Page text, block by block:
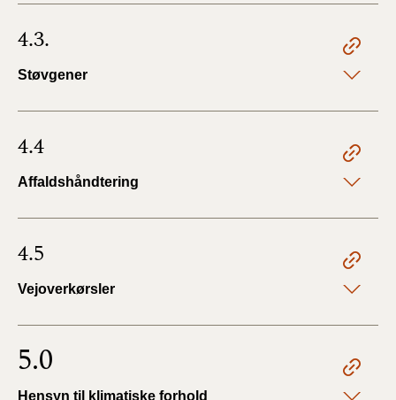
4.3.
Støvgener
4.4
Affaldshåndtering
4.5
Vejoverkørsler
5.0
Hensyn til klimatiske forhold